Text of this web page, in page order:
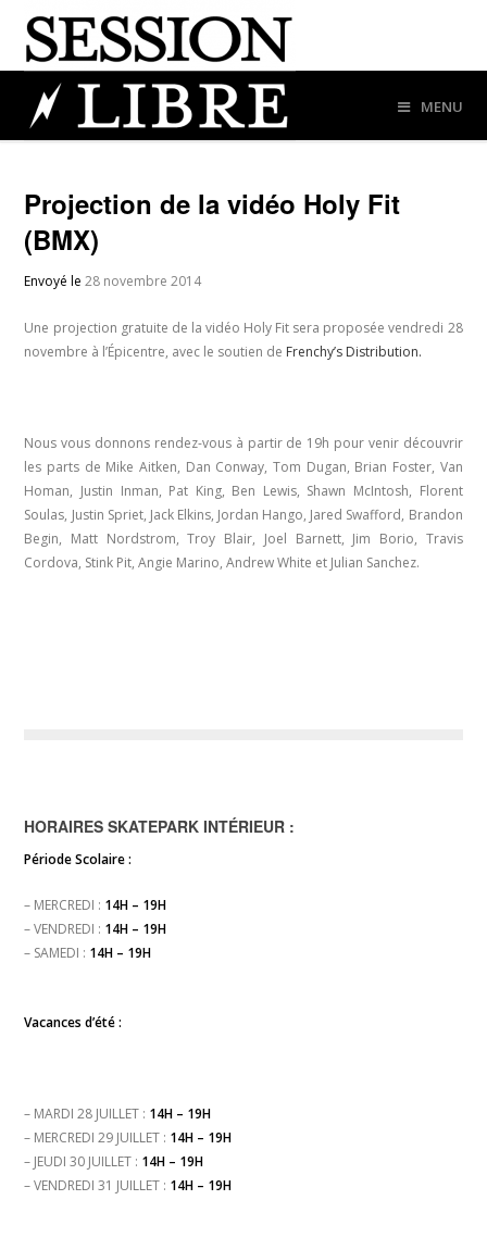
MENU
Projection de la vidéo Holy Fit
(BMX)
Envoyé le28 novembre 2014
Une projection gratuite de la vidéo Holy Fit sera proposée vendredi 28
novembre à l’Épicentre, avec le soutien de Frenchy’s Distribution.
Nous vous donnons rendez-vous à partir de 19h pour venir découvrir
les parts de Mike Aitken, Dan Conway, Tom Dugan, Brian Foster, Van
Homan, Justin Inman, Pat King, Ben Lewis, Shawn McIntosh, Florent
Soulas, Justin Spriet, Jack Elkins, Jordan Hango, Jared Swafford, Brandon
Begin, Matt Nordstrom, Troy Blair, Joel Barnett, Jim Borio, Travis
Cordova, Stink Pit, Angie Marino, Andrew White et Julian Sanchez.
HORAIRES SKATEPARK INTÉRIEUR :
Période Scolaire :
– MERCREDI : 14H – 19H
– VENDREDI : 14H – 19H
– SAMEDI : 14H – 19H
Vacances d’été :
– MARDI 28 JUILLET : 14H – 19H
– MERCREDI 29 JUILLET : 14H – 19H
– JEUDI 30 JUILLET : 14H – 19H
– VENDREDI 31 JUILLET : 14H – 19H